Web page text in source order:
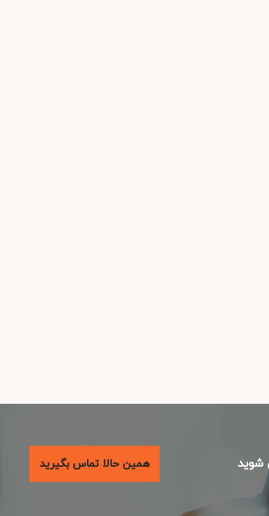
همین حالا تماس بگیرید